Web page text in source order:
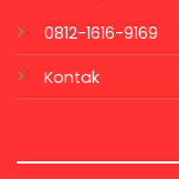
0812-1616-9169
Kontak